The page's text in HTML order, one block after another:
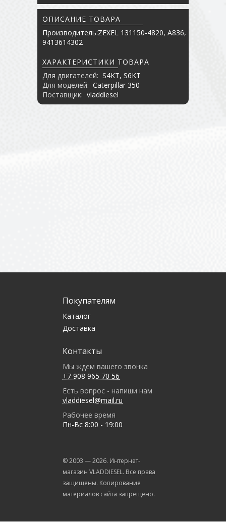
ОПИСАНИЕ ТОВАРА
Производитель:ZEXEL 131150-4820, A836,
9413614302
ХАРАКТЕРИСТИКИ ТОВАРА
Для двигателей: S4KT, S6KT
Для моделей: Caterpillar 350
Поставщик: vladdiesel
Покупателям
Каталог
Доставка
Контакты
Мы ждем вашего звонка
+7 908 965 70 56
Есть вопрос - напиши нам
vladdiesel@mail.ru
Рабочее время
Пн-Вс 8:00 - 19:00
© 2003 —2026. Интернет-
магазин VLADDIESEL. Все права
защищены. Копирование
материалов сайта запрещено.